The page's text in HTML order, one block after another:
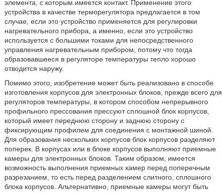
элемента, с которым имеется контакт. Применение этого
устройства в качестве терморегулятора предлагается в том
случае, если это устройство применяется для регулировки
нагревательного прибора, а именно, если это устройство
используется с большими токами для непосредственного
управления нагревательным прибором, потому что тогда
образовавшееся в регуляторе температуры тепло хорошо
отводится наружу.
Помимо этого, изобретение может быть реализовано в способе
изготовления корпусов для электронных блоков, прежде всего для
регуляторов температуры, в котором способом непрерывного
профильного прессования прессуют сплошной блок корпусов,
который имеет переднюю сторону и заднюю сторону с
фиксирующим профилем для соединения с монтажной шиной.
Для образования нескольких корпусов блок корпусов разделяют
поперек. В корпусах или в блоке корпусов выполняют приемные
камеры для электронных блоков. Таким образом, имеется
возможность выполнения приемных камер перед поперечным
разрезанием, то есть перед разделением слитного, сплошного
блока корпусов. Альтернативно, приемные камеры могут быть